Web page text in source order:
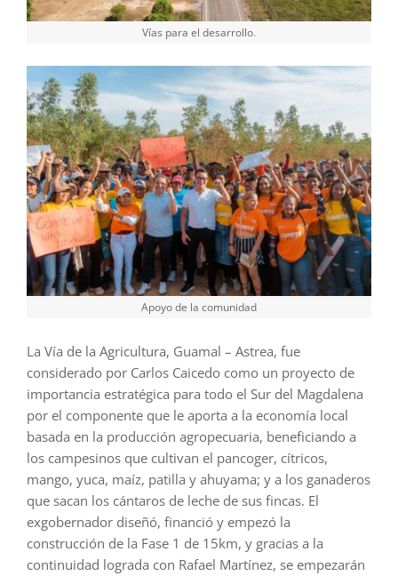
Vías para el desarrollo.
Apoyo de la comunidad
La Vía de la Agricultura, Guamal – Astrea, fue
considerado por Carlos Caicedo como un proyecto de
importancia estratégica para todo el Sur del Magdalena
por el componente que le aporta a la economía local
basada en la producción agropecuaria, beneficiando a
los campesinos que cultivan el pancoger, cítricos,
mango, yuca, maíz, patilla y ahuyama; y a los ganaderos
que sacan los cántaros de leche de sus fincas. El
exgobernador diseñó, financió y empezó la
construcción de la Fase 1 de 15km, y gracias a la
continuidad lograda con Rafael Martínez, se empezarán